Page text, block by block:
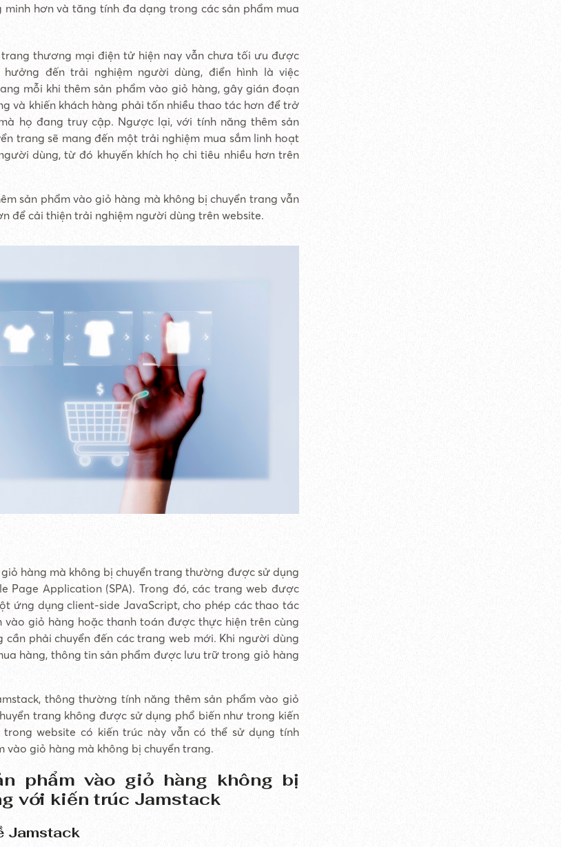
minh hơn và tăng tính đa dạng trong các sản phẩm mua
trang thương mại điện tử hiện nay vẫn chưa tối ưu được
hưởng đến trải nghiệm người dùng, điển hình là việc
mỗi khi thêm sản phẩm vào giỏ hàng, gây gián đoạn
và khiến khách hàng phải tốn nhiều thao tác hơn để trở
họ đang truy cập. Ngược lại, với tính năng thêm sản
trang sẽ mang đến một trải nghiệm mua sắm linh hoạt
dùng, từ đó khuyến khích họ chi tiêu nhiều hơn trên
sản phẩm vào giỏ hàng mà không bị chuyển trang vẫn
để cải thiện trải nghiệm người dùng trên website.
hàng mà không bị chuyển trang thường được sử dụng
Page Application (SPA). Trong đó, các trang web được
ứng dụng client-side JavaScript, cho phép các thao tác
vào giỏ hàng hoặc thanh toán được thực hiện trên cùng
cần phải chuyển đến các trang web mới. Khi người dùng
hàng, thông tin sản phẩm được lưu trữ trong giỏ hàng
thông thường tính năng thêm sản phẩm vào giỏ
trang không được sử dụng phổ biến như trong kiến
trong website có kiến trúc này vẫn có thể sử dụng tính
vào giỏ hàng mà không bị chuyển trang.
phẩm vào giỏ hàng không bị
với kiến trúc Jamstack
Jamstack